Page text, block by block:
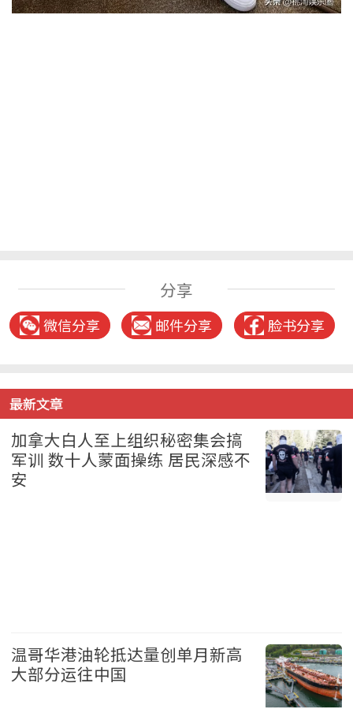
分享
微信分享 邮件分享 脸书分享
最新文章
加拿大白人至上组织秘密集会搞
军训 数十人蒙面操练 居民深感不
安
温哥华港油轮抵达量创单月新高
大部分运往中国